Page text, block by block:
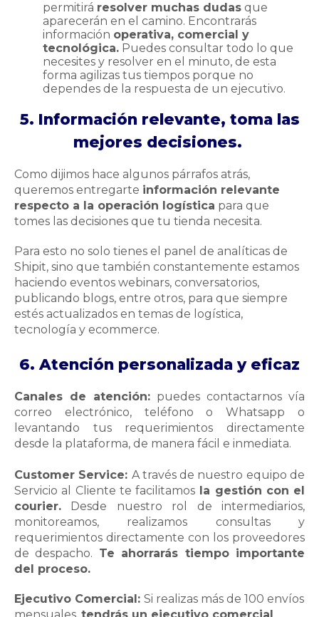
permitirá resolver muchas dudas que
aparecerán en el camino. Encontrarás
información operativa, comercial y
tecnológica. Puedes consultar todo lo que
necesites y resolver en el minuto, de esta
forma agilizas tus tiempos porque no
dependes de la respuesta de un ejecutivo.
5. Información relevante, toma las
mejores decisiones.
Como dijimos hace algunos párrafos atrás,
queremos entregarte información relevante
respecto a la operación logística para que
tomes las decisiones que tu tienda necesita.
Para esto no solo tienes el panel de analíticas de
Shipit, sino que también constantemente estamos
haciendo eventos webinars, conversatorios,
publicando blogs, entre otros, para que siempre
estés actualizados en temas de logística,
tecnología y ecommerce.
6. Atención personalizada y eficaz
Canales de atención: puedes contactarnos vía
correo electrónico, teléfono o Whatsapp o
levantando tus requerimientos directamente
desde la plataforma, de manera fácil e inmediata.
Customer Service: A través de nuestro equipo de
Servicio al Cliente te facilitamos la gestión con el
courier. Desde nuestro rol de intermediarios,
monitoreamos, realizamos consultas y
requerimientos directamente con los proveedores
de despacho. Te ahorrarás tiempo importante
del proceso.
Ejecutivo Comercial: Si realizas más de 100 envíos
mensuales, tendrás un ejecutivo comercial